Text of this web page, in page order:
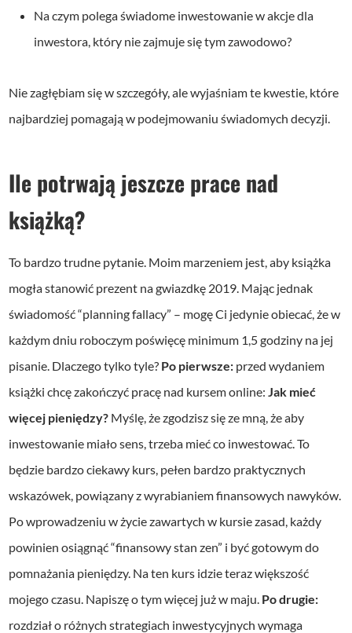
Na czym polega świadome inwestowanie w akcje dla
inwestora, który nie zajmuje się tym zawodowo?
Nie zagłębiam się w szczegóły, ale wyjaśniam te kwestie, które
najbardziej pomagają w podejmowaniu świadomych decyzji.
Ile potrwają jeszcze prace nad
książką?
To bardzo trudne pytanie. Moim marzeniem jest, aby książka
mogła stanowić prezent na gwiazdkę 2019. Mając jednak
świadomość “planning fallacy” – mogę Ci jedynie obiecać, że w
każdym dniu roboczym poświęcę minimum 1,5 godziny na jej
pisanie. Dlaczego tylko tyle? Po pierwsze: przed wydaniem
książki chcę zakończyć pracę nad kursem online: Jak mieć
więcej pieniędzy? Myślę, że zgodzisz się ze mną, że aby
inwestowanie miało sens, trzeba mieć co inwestować. To
będzie bardzo ciekawy kurs, pełen bardzo praktycznych
wskazówek, powiązany z wyrabianiem finansowych nawyków.
Po wprowadzeniu w życie zawartych w kursie zasad, każdy
powinien osiągnąć “finansowy stan zen” i być gotowym do
pomnażania pieniędzy. Na ten kurs idzie teraz większość
mojego czasu. Napiszę o tym więcej już w maju. Po drugie:
rozdział o różnych strategiach inwestycyjnych wymaga